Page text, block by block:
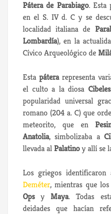
Pátera de Parabiago. Esta
en el S. IV d. C y se
localidad italiana de
Lombardía), en la
Cívico Arqueológico de
Esta páterarepresenta
el culto a la diosa Cibeles
popularidad universal
romano (204 a. C) que
meteorito, que en
Anatolia, simbolizaba a
llevada alPalatinoy allí se
Los griegos identificaron
Deméter, mientras que
OpsyMaya. Todas
deidades que hacían